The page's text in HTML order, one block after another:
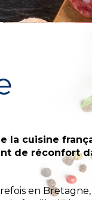
la cuisine
de réconfort
en